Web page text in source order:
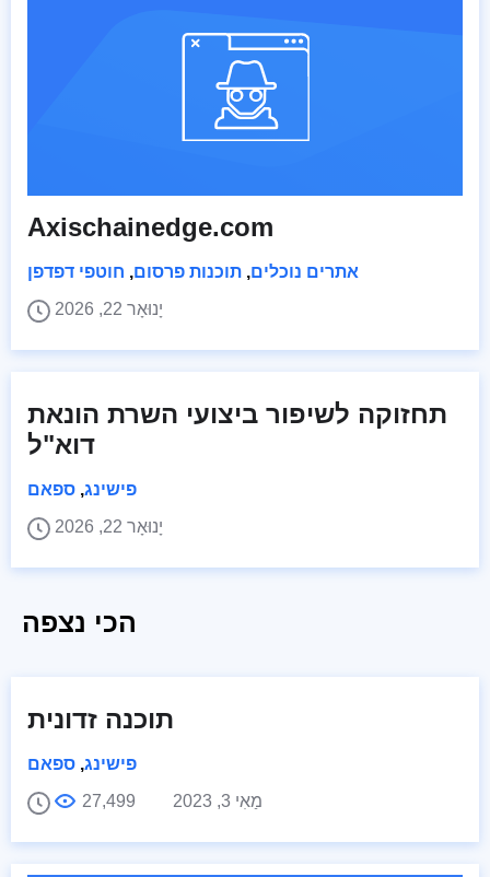
Axischainedge.com
אתרים נוכלים, תוכנות פרסום, חוטפי דפדפן
יָנוּאָר 22, 2026
תחזוקה לשיפור ביצועי השרת הונאת
דוא"ל
פישינג, ספאם
יָנוּאָר 22, 2026
הכי נצפה
תוכנה זדונית
פישינג, ספאם
מַאִי 3, 2023
27,499